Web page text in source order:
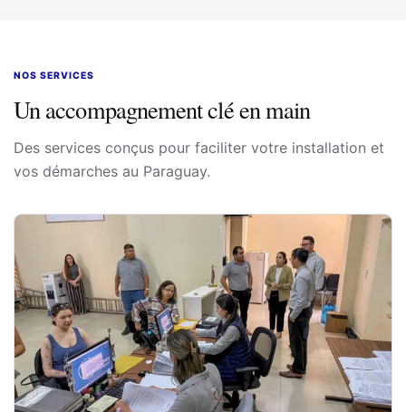
NOS SERVICES
Un accompagnement clé en main
Des services conçus pour faciliter votre installation et
vos démarches au Paraguay.